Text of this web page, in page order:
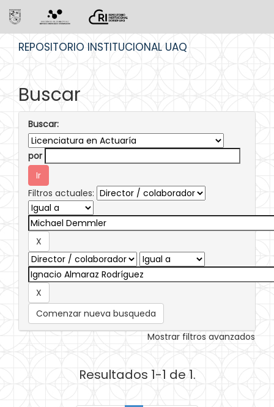
REPOSITORIO INSTITUCIONAL UAQ
Buscar
Buscar:
por
Filtros actuales:
Comenzar nueva busqueda
Mostrar filtros avanzados
Resultados 1-1 de 1.